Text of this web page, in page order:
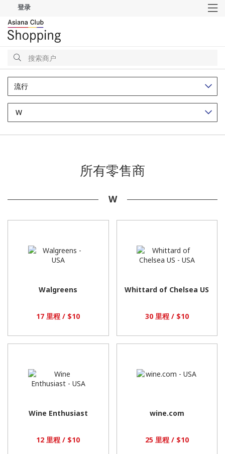
登录
搜
索搜
索
流行
W
所有零售商
W
Walgreens
17 里程 / $10
Whittard of Chelsea US
30 里程 / $10
Wine Enthusiast
12 里程 / $10
wine.com
25 里程 / $10